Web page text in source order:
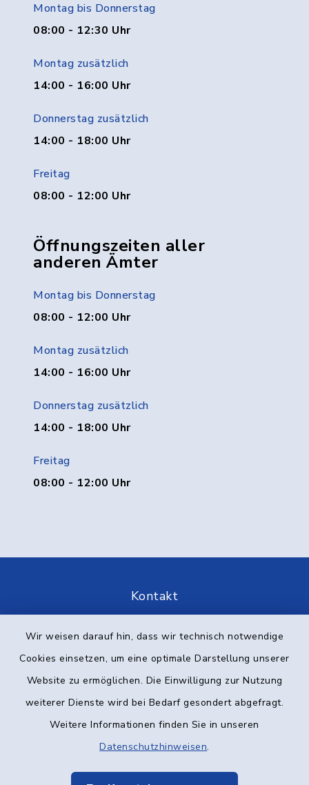
Wir weisen darauf hin, dass wir technisch notwendige
Cookies einsetzen, um eine optimale Darstellung unserer
Website zu ermöglichen. Die Einwilligung zur Nutzung
weiterer Dienste wird bei Bedarf gesondert abgefragt.
Weitere Informationen finden Sie in unseren
Datenschutzhinweisen.
Montag bis Donnerstag
08:00 - 12:30 Uhr
Montag zusätzlich
14:00 - 16:00 Uhr
Donnerstag zusätzlich
14:00 - 18:00 Uhr
Freitag
08:00 - 12:00 Uhr
Öffnungszeiten aller
anderen Ämter
Montag bis Donnerstag
08:00 - 12:00 Uhr
Montag zusätzlich
14:00 - 16:00 Uhr
Donnerstag zusätzlich
14:00 - 18:00 Uhr
Freitag
08:00 - 12:00 Uhr
Kontakt
Barrierefreiheit
Datenschutz
Impressum
Elektronische Kommunikation
Sitemap